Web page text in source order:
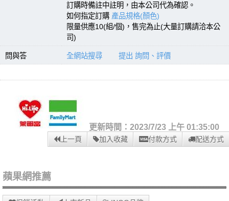
訂購時備註中註明，由本公司代為確認。
如何指定訂購 產品規格(顏色)
限量供應10(組/個)，售完為止(大量訂購請洽本公
司)
問與答 全網站搜尋 提出 詢問、評價
更新時間：2023/7/23 上午 01:35:00
上一頁 加入收藏 付款方式 配送方式
蘋果網推薦